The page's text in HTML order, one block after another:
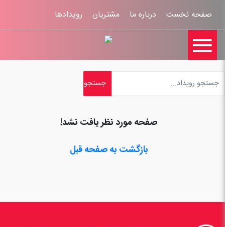
صفحه نخست درباره ما مشتریان رویدادها
ثبت شکایات راهنمای سایت
تماس با ما

صفحه مورد نظر یافت نشد!
بازگشت به صفحه قبل